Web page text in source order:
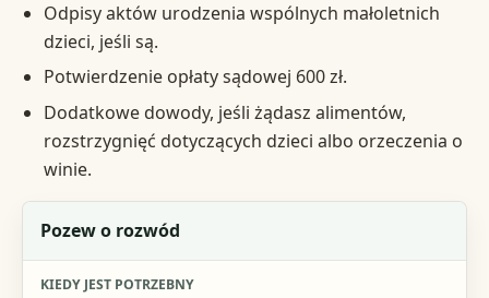
Odpisy aktów urodzenia wspólnych małoletnich
dzieci, jeśli są.
Potwierdzenie opłaty sądowej 600 zł.
Dodatkowe dowody, jeśli żądasz alimentów,
rozstrzygnięć dotyczących dzieci albo orzeczenia o
winie.
Dokument
Kiedy jest potrzebny
Pozew o rozwód